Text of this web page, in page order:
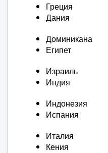
Греция
Дания
Доминикана
Египет
Израиль
Индия
Индонезия
Испания
Италия
Кения